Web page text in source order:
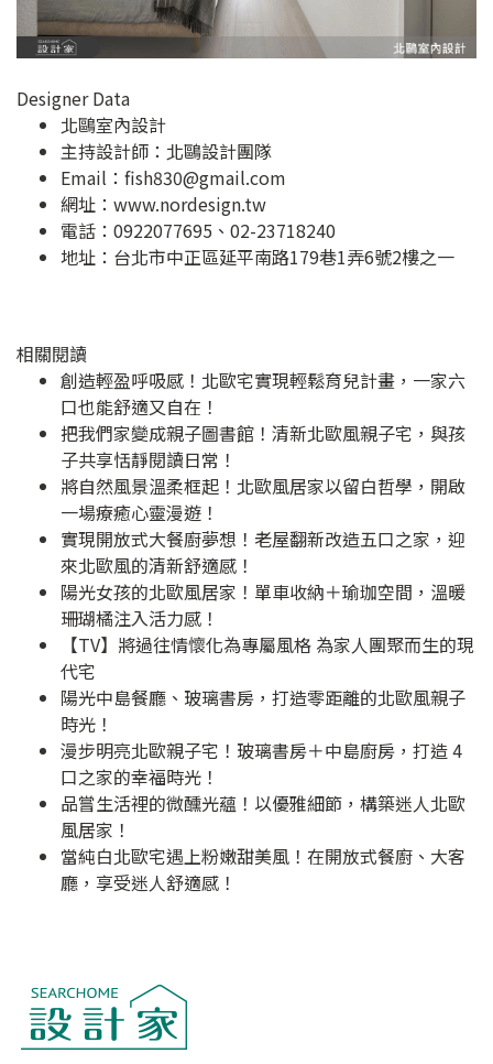
Designer Data
北鷗室內設計
主持設計師：北鷗設計團隊
Email： fish830@gmail.com
網址： www.nordesign.tw
電話：0922077695、02-23718240
地址： 台北市中正區延平南路179巷1弄6號2樓之一
相關閱讀
創造輕盈呼吸感！北歐宅實現輕鬆育兒計畫，一家六
口也能舒適又自在！
把我們家變成親子圖書館！清新北歐風親子宅，與孩
子共享恬靜閱讀日常！
將自然風景溫柔框起！北歐風居家以留白哲學，開啟
一場療癒心靈漫遊！
實現開放式大餐廚夢想！老屋翻新改造五口之家，迎
來北歐風的清新舒適感！
陽光女孩的北歐風居家！單車收納＋瑜珈空間，溫暖
珊瑚橘注入活力感！
【TV】將過往情懷化為專屬風格 為家人團聚而生的現
代宅
陽光中島餐廳、玻璃書房，打造零距離的北歐風親子
時光！
漫步明亮北歐親子宅！玻璃書房＋中島廚房，打造 4
口之家的幸福時光！
品嘗生活裡的微醺光蘊！以優雅細節，構築迷人北歐
風居家！
當純白北歐宅遇上粉嫩甜美風！在開放式餐廚、大客
廳，享受迷人舒適感！